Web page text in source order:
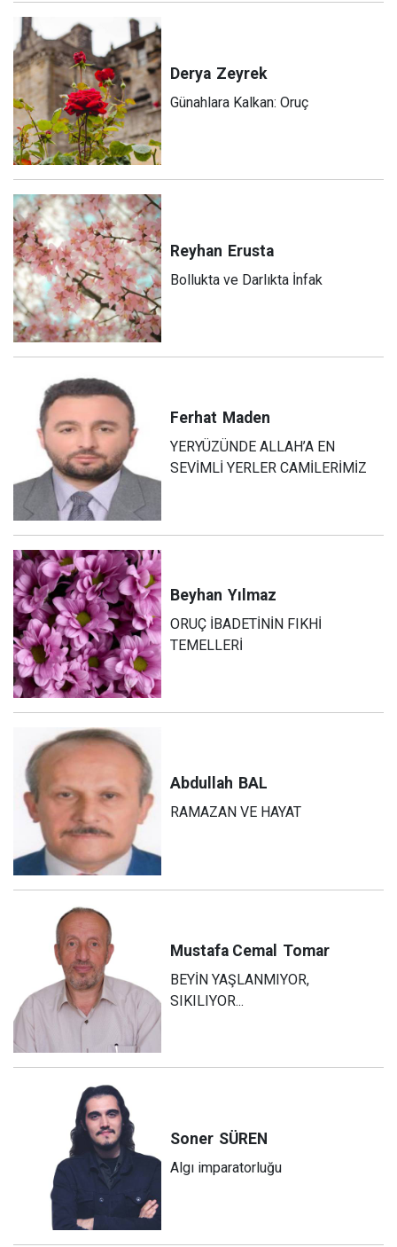
Derya Zeyrek
Günahlara Kalkan: Oruç
Reyhan Erusta
Bollukta ve Darlıkta İnfak
Ferhat Maden
YERYÜZÜNDE ALLAH’A EN
SEVİMLİ YERLER CAMİLERİMİZ
Beyhan Yılmaz
ORUÇ İBADETİNİN FIKHİ
TEMELLERİ
Abdullah BAL
RAMAZAN VE HAYAT
Mustafa Cemal Tomar
BEYİN YAŞLANMIYOR,
SIKILIYOR...
Soner SÜREN
Algı imparatorluğu